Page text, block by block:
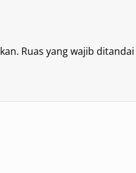
Ruas yang wajib ditandai